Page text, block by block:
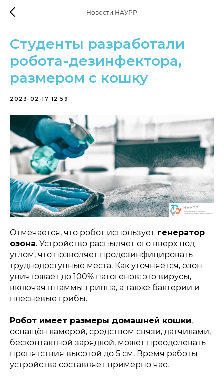
Новости НАУРР
Студенты разработали
робота-дезинфектора,
размером с кошку
2023-02-17 12:59
Отмечается, что робот использует генератор
озона. Устройство распыляет его вверх под
углом, что позволяет продезинфицировать
труднодоступные места. Как уточняется, озон
уничтожает до 100% патогенов: это вирусы,
включая штаммы гриппа, а также бактерии и
плесневые грибы.
Робот имеет размеры домашней кошки,
оснащён камерой, средством связи, датчиками,
бесконтактной зарядкой, может преодолевать
препятствия высотой до 5 см. Время работы
устройства составляет примерно час.